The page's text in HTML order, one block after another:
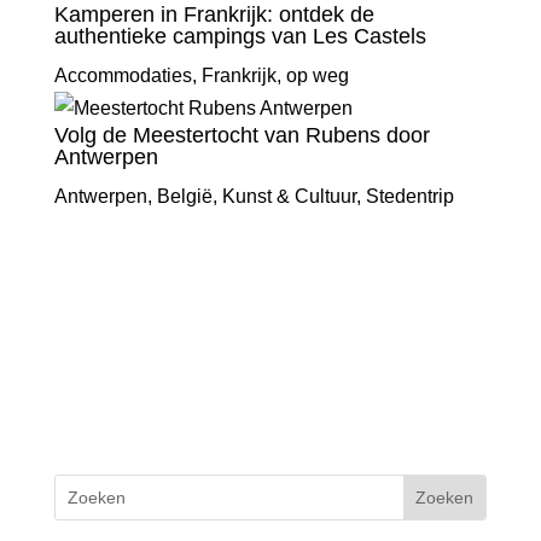
Kamperen in Frankrijk: ontdek de
authentieke campings van Les Castels
Accommodaties, Frankrijk, op weg
Volg de Meestertocht van Rubens door
Antwerpen
Antwerpen, België, Kunst & Cultuur, Stedentrip